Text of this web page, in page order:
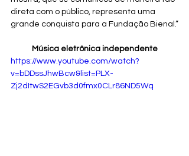
direta com o público, representa uma
grande conquista para a Fundação Bienal.”
Música eletrônica independente
https://www.youtube.com/watch?
v=bDDssJhwBcw&list=PLX-
Zj2dItwS2EGvb3d0fmx0CLr86ND5Wq